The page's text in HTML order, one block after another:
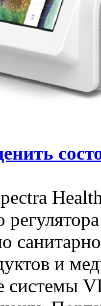
и
системы